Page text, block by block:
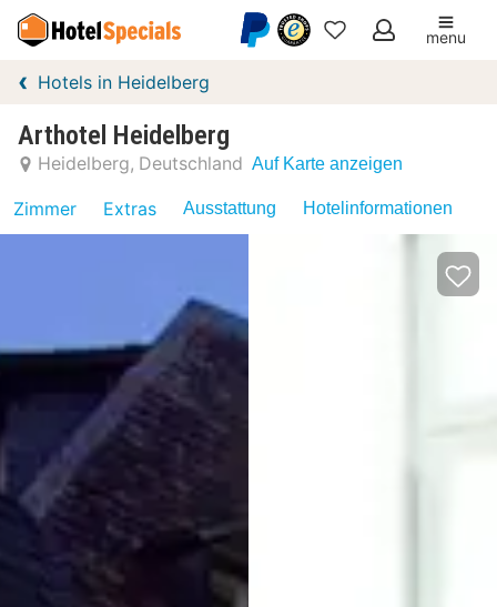
Meine
menu
Hotels in Heidelberg
Arthotel Heidelberg
Heidelberg Deutschland Auf Karte anzeigen
Zimmer Extras Ausstattung Hotelinformationen